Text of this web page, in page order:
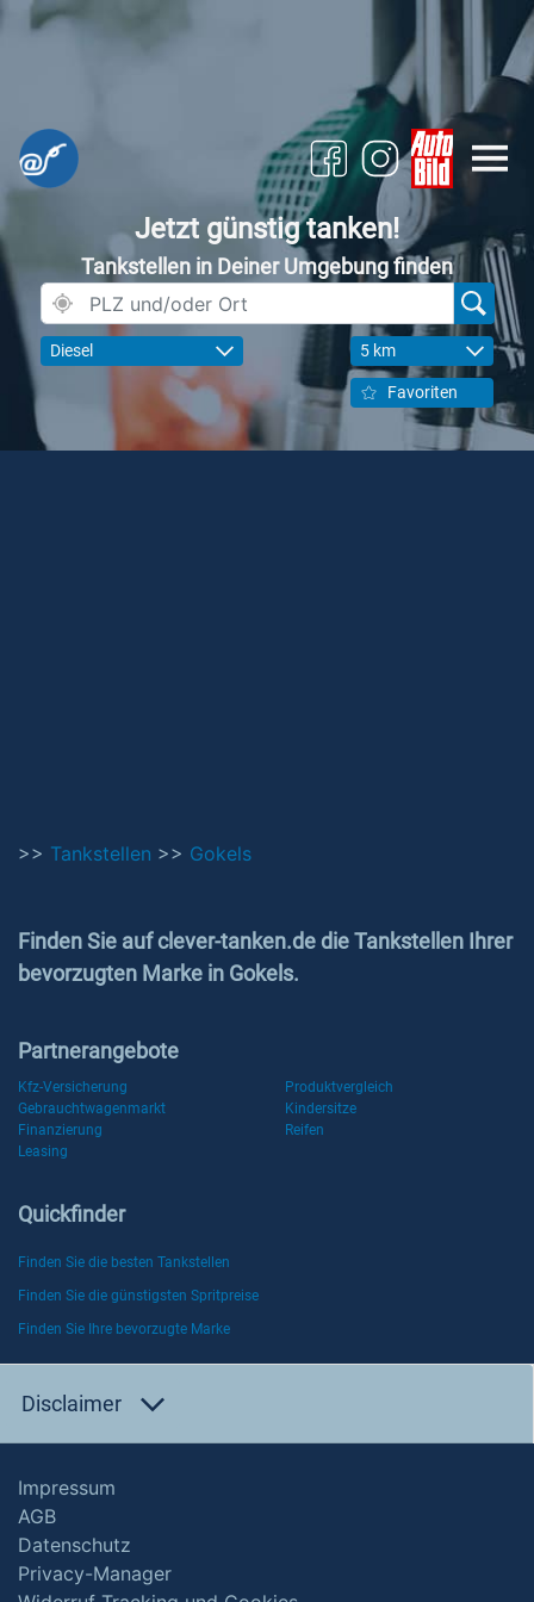
Jetzt günstig tanken!
Tankstellen in Deiner Umgebung finden
Diesel 5 km
Favoriten
>> Tankstellen >> Gokels
Finden Sie auf clever-tanken.de die Tankstellen Ihrer
bevorzugten Marke in Gokels.
Partnerangebote
Kfz-Versicherung
Produktvergleich
Gebrauchtwagenmarkt
Kindersitze
Finanzierung
Reifen
Leasing
Quickfinder
Finden Sie die besten Tankstellen
Finden Sie die günstigsten Spritpreise
Finden Sie Ihre bevorzugte Marke
Disclaimer
Impressum
AGB
Datenschutz
Privacy-Manager